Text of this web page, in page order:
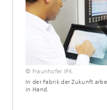
© Fraunhofer IPK
In der Fabrik der Zukunft
in Hand.